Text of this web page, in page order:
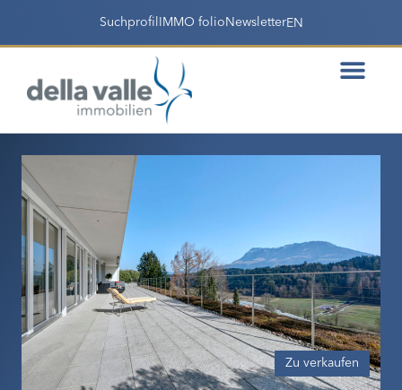
Suchprofil IMMO folio NewsletterEN
Zu verkaufen